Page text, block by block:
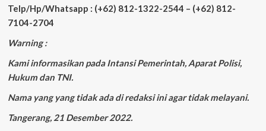
Telp/Hp/Whatsapp : (+62) 812-1322-2544 – (+62) 812-
7104-2704
Warning :
Kami informasikan pada Intansi Pemerintah, Aparat Polisi,
Hukum dan TNI.
Nama yang yang tidak ada di redaksi ini agar tidak melayani.
Tangerang, 21 Desember 2022.